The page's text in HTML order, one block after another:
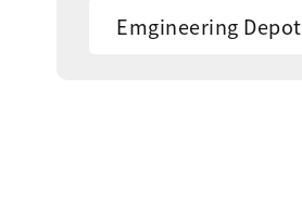
Emgineering Depot